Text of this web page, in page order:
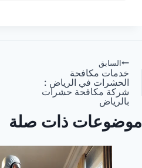
تصفّح
المقالات
السابق
خدمات مكافحة
الحشرات في الرياض :
شركة مكافحة حشرات
بالرياض
موضوعات ذات صلة